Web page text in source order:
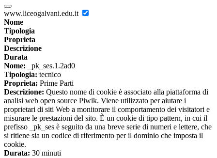
www.liceogalvani.edu.it
Nome
Tipologia
Proprieta
Descrizione
Durata
Nome: _pk_ses.1.2ad0
Tipologia: tecnico
Proprieta: Prime Parti
Descrizione: Questo nome di cookie è associato alla piattaforma di
analisi web open source Piwik. Viene utilizzato per aiutare i
proprietari di siti Web a monitorare il comportamento dei visitatori e
misurare le prestazioni del sito. È un cookie di tipo pattern, in cui il
prefisso _pk_ses è seguito da una breve serie di numeri e lettere, che
si ritiene sia un codice di riferimento per il dominio che imposta il
cookie.
Durata: 30 minuti